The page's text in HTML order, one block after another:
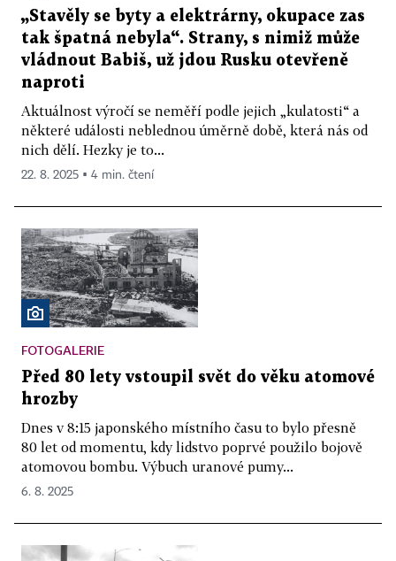
„Stavěly se byty a elektrárny, okupace zas
tak špatná nebyla“. Strany, s nimiž může
vládnout Babiš, už jdou Rusku otevřeně
naproti
Aktuálnost výročí se neměří podle jejich „kulatosti“ a
některé události neblednou úměrně době, která nás od
nich dělí. Hezky je to...
22. 8. 2025 ▪ 4 min. čtení
FOTOGALERIE
Před 80 lety vstoupil svět do věku atomové
hrozby
Dnes v 8:15 japonského místního času to bylo přesně
80 let od momentu, kdy lidstvo poprvé použilo bojově
atomovou bombu. Výbuch uranové pumy...
6. 8. 2025